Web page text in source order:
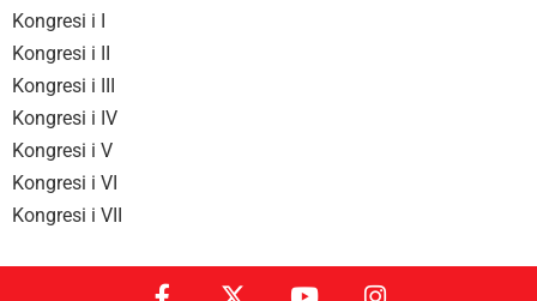
Kongresi i I
Kongresi i II
Kongresi i III
Kongresi i IV
Kongresi i V
Kongresi i VI
Kongresi i VII